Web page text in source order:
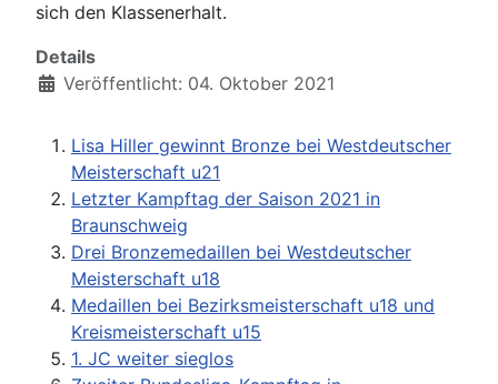
sich den Klassenerhalt.
Details
Veröffentlicht: 04. Oktober 2021
Lisa Hiller gewinnt Bronze bei Westdeutscher
Meisterschaft u21
Letzter Kampftag der Saison 2021 in
Braunschweig
Drei Bronzemedaillen bei Westdeutscher
Meisterschaft u18
Medaillen bei Bezirksmeisterschaft u18 und
Kreismeisterschaft u15
1. JC weiter sieglos